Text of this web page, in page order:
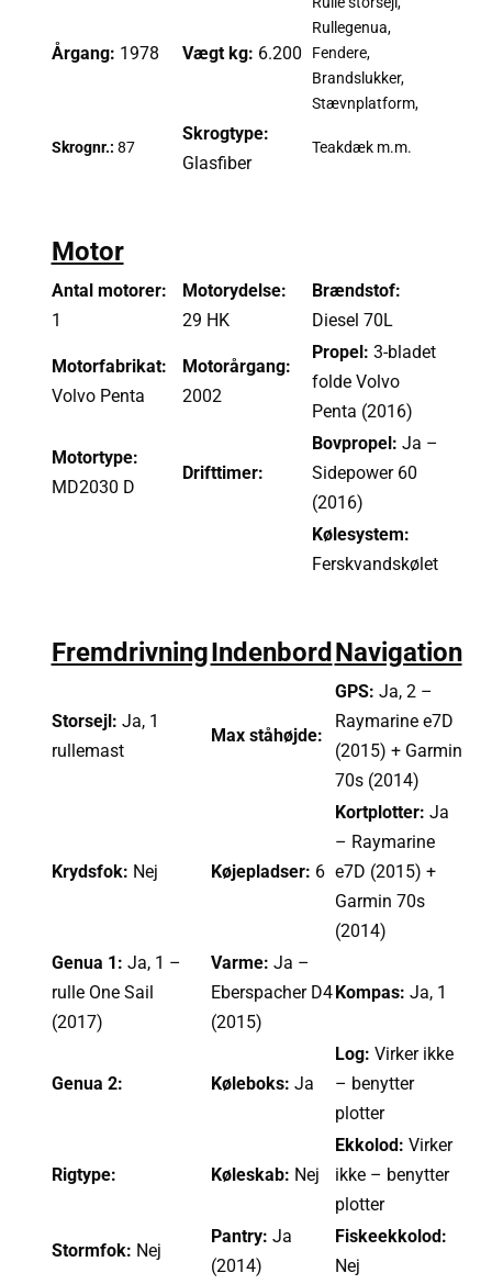
Årgang: 1978 Vægt kg: 6.200
Rullegenua,
Fendere,
Brandslukker,
Stævnplatform,
Skrognr.: 87
Skrogtype:
Glasfiber
Teakdæk m.m.
Motor
Antal motorer:
1
Motorydelse:
29 HK
Brændstof:
Diesel 70L
Motorfabrikat:
Volvo Penta
Motorårgang:
2002
Propel: 3-bladet
folde Volvo
Penta (2016)
Motortype:
MD2030 D
Drifttimer:
Bovpropel: Ja –
Sidepower 60
(2016)
Kølesystem:
Ferskvandskølet
FremdrivningIndenbordNavigation
Storsejl: Ja, 1
rullemast
Max ståhøjde:
GPS: Ja, 2 –
Raymarine e7D
(2015) + Garmin
70s (2014)
Krydsfok: Nej Køjepladser: 6
Kortplotter: Ja
– Raymarine
e7D (2015) +
Garmin 70s
(2014)
Genua 1: Ja, 1 –
rulle One Sail
(2017)
Varme: Ja –
Eberspacher D4
(2015)
Kompas: Ja, 1
Genua 2: Køleboks: Ja
Log: Virker ikke
– benytter
plotter
Rigtype: Køleskab: Nej
Ekkolod: Virker
ikke – benytter
plotter
Stormfok: Nej
Pantry: Ja
(2014)
Fiskeekkolod:
Nej